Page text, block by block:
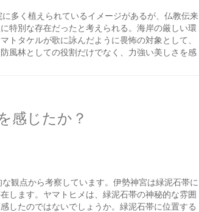
多く植えられているイメージがあるが、仏教伝来
特別な存在だったと考えられる。海岸の厳しい環
トタケルが歌に詠んだように畏怖の対象として、
風林としての役割だけでなく、力強い美しさを感
感じたか？
観点から考察しています。伊勢神宮は緑泥石帯に
します。ヤマトヒメは、緑泥石帯の神秘的な雰囲
したのではないでしょうか。緑泥石帯に位置する